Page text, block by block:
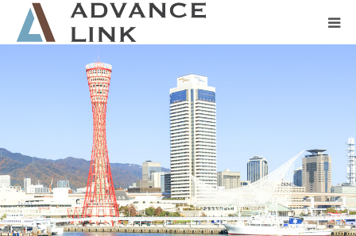
会社概要
ネット保険
事業保険